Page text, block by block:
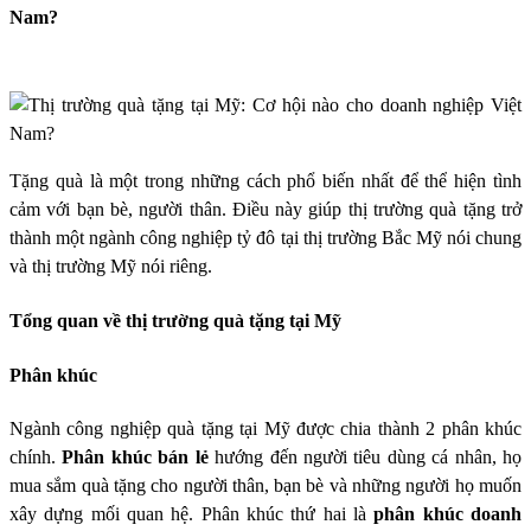
Nam?
Tặng quà là một trong những cách phổ biến nhất để thể hiện tình
cảm với bạn bè, người thân. Điều này giúp thị trường quà tặng trở
thành một ngành công nghiệp tỷ đô tại thị trường Bắc Mỹ nói chung
và thị trường Mỹ nói riêng.
Tổng quan về thị trường quà tặng tại Mỹ
Phân khúc
Ngành công nghiệp quà tặng tại Mỹ được chia thành 2 phân khúc
chính.Phân khúc bán lẻhướng đến người tiêu dùng cá nhân, họ
mua sắm quà tặng cho người thân, bạn bè và những người họ muốn
xây dựng mối quan hệ. Phân khúc thứ hai làphân khúc doanh